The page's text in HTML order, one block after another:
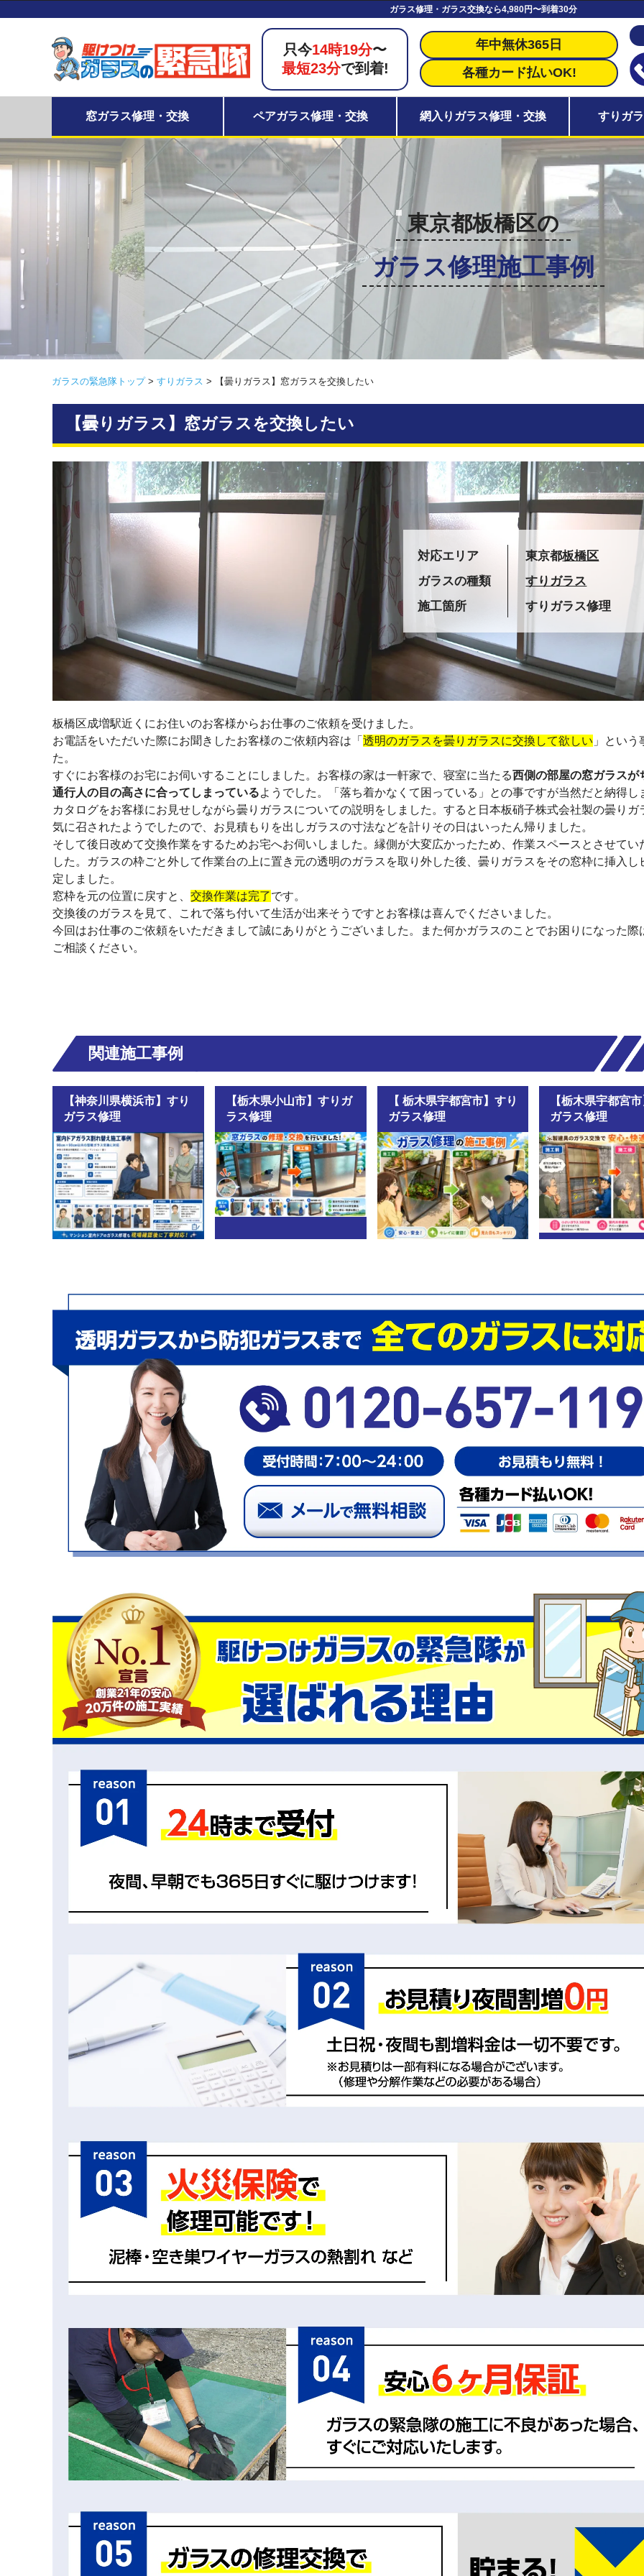
ガラス修理・ガラス交換なら4,980円〜到着30分
只今14時19分〜
最短23分で到着!
年中無休365日
各種カード払いOK!
窓ガラス修理・交換 ペアガラス修理・交換 網入りガラス修理・交換 すりガ
東京都板橋区の
ガラス修理施工事例
ガラスの緊急隊トップ> すりガラス > 【曇りガラス】窓ガラスを交換したい
【曇りガラス】窓ガラスを交換したい
対応エリア 東京都板橋区
ガラスの種類
すりガラス
施工箇所
すりガラス修理
板橋区成増駅近くにお住いのお客様からお仕事のご依頼を受けました。
お電話をいただいた際にお聞きしたお客様のご依頼内容は「 透明のガラスを曇りガラスに交換して欲しい 」という
た。
すぐにお客様のお宅にお伺いすることにしました。お客様の家は一軒家で、寝室に当たる西側の部屋の窓ガラスが
通行人の目の高さに合ってしまっているようでした。「落ち着かなくて困っている」との事ですが当然だと納得し
カタログをお客様にお見せしながら曇りガラスについての説明をしました。すると日本板硝子株式会社製の曇りガ
気に召されたようでしたので、お見積もりを出しガラスの寸法などを計りその日はいったん帰りました。
そして後日改めて交換作業をするためお宅へお伺いしました。縁側が大変広かったため、作業スペースとさせてい
した。ガラスの枠ごと外して作業台の上に置き元の透明のガラスを取り外した後、曇りガラスをその窓枠に挿入し
定しました。
窓枠を元の位置に戻すと、 交換作業は完了です。
交換後のガラスを見て、これで落ち付いて生活が出来そうですとお客様は喜んでくださいました。
今回はお仕事のご依頼をいただきまして誠にありがとうございました。また何かガラスのことでお困りになった際
ご相談ください。
関連施工事例
【神奈川県横浜市】すり
ガラス修理
【栃木県小山市】すりガ
ラス修理
【 栃木県宇都宮市】すり
ガラス修理
【栃木県宇都宮
ガラス修理